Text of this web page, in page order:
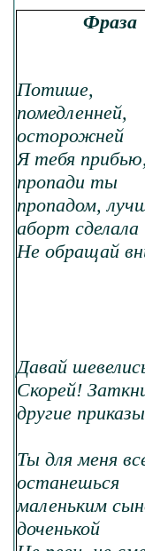
Фраза
Потише,
помедленней,
осторожней
Я тебя прибью,
пропади ты
пропадом,
аборт сделала
Не обращай
Давай
Скорей!
другие приказы
Ты для меня
останешься
маленьким
доченькой